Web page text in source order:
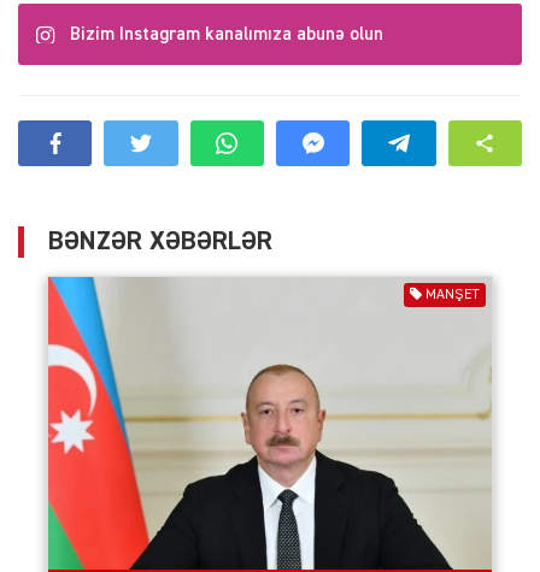
Bizim Instagram kanalımıza abunə olun
BƏNZƏR XƏBƏRLƏR
MANŞET